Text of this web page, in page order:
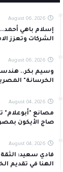
August 06, 2026
إسلام باهي
الشركات وتعزز
August 06, 2026
وسيم بكر.. هندسة
الخرسانة"
August 04, 2026
مصانع "أبوعلام"
صاج الأيكون
August 04, 2026
فادي سعيد:
الهنا في تقديم